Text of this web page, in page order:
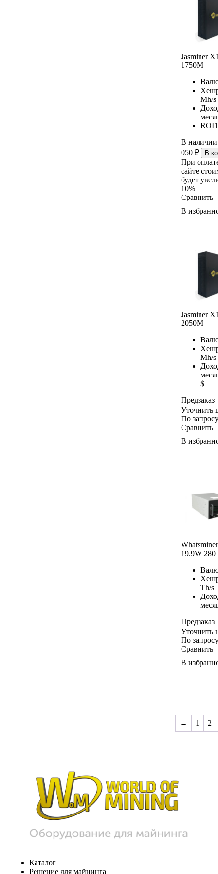
Jasminer
1750M
Mh/s
ROI
В наличии
050 ₽ В
При
сайте
будет
10%
Сравнить
В
Jasminer
2050M
Mh/s
$
Предзаказ
Уточнить
По запросу
Сравнить
В
19.9W
Th/s
Предзаказ
Уточнить
По запросу
Сравнить
В
← 1 2
Каталог
Решение для майнинга